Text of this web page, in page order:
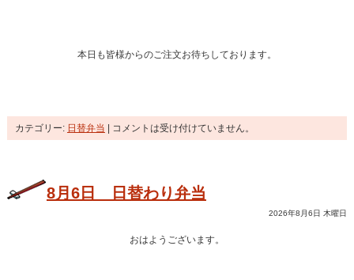
本日も皆様からのご注文お待ちしております。
カテゴリー: 日替弁当 | コメントは受け付けていません。
8月6日 日替わり弁当
2026年8月6日 木曜日
おはようございます。